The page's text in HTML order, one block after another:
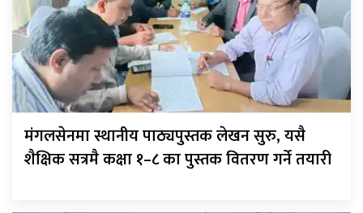
मंगलसेनमा स्थानीय पाठ्यपुस्तक लेखन सुरु, यसै
शैक्षिक सत्रमै कक्षा १–८ का पुस्तक वितरण गर्ने तयारी